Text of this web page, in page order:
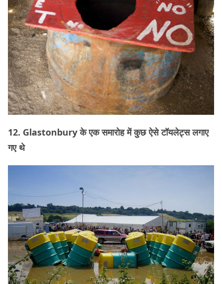
12. Glastonbury के एक समारोह में कुछ ऐसे टॉयलेट्स लगाए
गए थे